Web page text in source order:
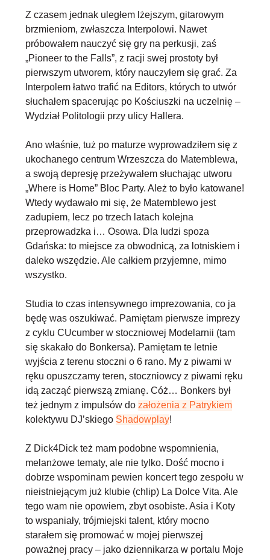
Z czasem jednak uległem lżejszym, gitarowym
brzmieniom, zwłaszcza Interpolowi. Nawet
próbowałem nauczyć się gry na perkusji, zaś
„Pioneer to the Falls”, z racji swej prostoty był
pierwszym utworem, który nauczyłem się grać. Za
Interpolem łatwo trafić na Editors, których to utwór
słuchałem spacerując po Kościuszki na uczelnię –
Wydział Politologii przy ulicy Hallera.
Ano właśnie, tuż po maturze wyprowadziłem się z
ukochanego centrum Wrzeszcza do Matemblewa,
a swoją depresję przeżywałem słuchając utworu
„Where is Home” Bloc Party. Ależ to było katowane!
Wtedy wydawało mi się, że Matemblewo jest
zadupiem, lecz po trzech latach kolejna
przeprowadzka i… Osowa. Dla ludzi spoza
Gdańska: to miejsce za obwodnicą, za lotniskiem i
daleko wszędzie. Ale całkiem przyjemne, mimo
wszystko.
Studia to czas intensywnego imprezowania, co ja
będę was oszukiwać. Pamiętam pierwsze imprezy
z cyklu CUcumber w stoczniowej Modelarnii (tam
się skakało do Bonkersa). Pamiętam te letnie
wyjścia z terenu stoczni o 6 rano. My z piwami w
ręku opuszczamy teren, stoczniowcy z piwami ręku
idą zacząć pierwszą zmianę. Cóż… Bonkers był
też jednym z impulsów do założenia z Patrykiem
kolektywu DJ’skiego Shadowplay!
Z Dick4Dick też mam podobne wspomnienia,
melanżowe tematy, ale nie tylko. Dość mocno i
dobrze wspominam pewien koncert tego zespołu w
nieistniejącym już klubie (chlip) La Dolce Vita. Ale
tego wam nie opowiem, zbyt osobiste. Asia i Koty
to wspaniały, trójmiejski talent, który mocno
starałem się promować w mojej pierwszej
poważnej pracy – jako dziennikarza w portalu Moje